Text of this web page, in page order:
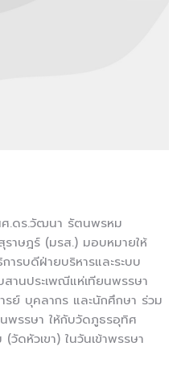
ศ.ดร.วัฒนา รัตนพรหม
าษฎร์ (มรส.) มอบหมายให้
รบดีฝ่ายบริหารและระบบ
สานประเพณีแห่เทียนพรรษา
ย์ บุคลากร และนักศึกษา ร่วม
พรรษา ให้กับวัดภูธรอุทิศ
ดหัวเขา) ในวันเข้าพรรษา